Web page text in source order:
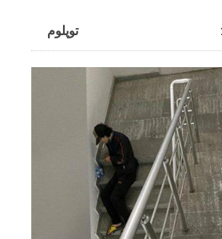
توپلوم